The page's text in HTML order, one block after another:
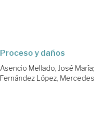
Proceso y daños
Asencio Mellado, José María;
Fernández López, Mercedes